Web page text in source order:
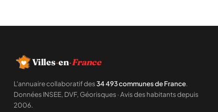
Villes·en·France
L'annuaire collaboratif des34 493 communes de France.
Données INSEE, DVF, Géorisques · Avis des habitants depuis
2006.